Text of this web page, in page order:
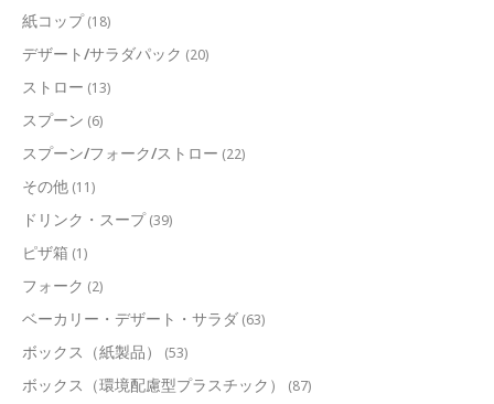
紙コップ (18)
デザート/サラダパック (20)
ストロー (13)
スプーン (6)
スプーン/フォーク/ストロー (22)
その他 (11)
ドリンク・スープ (39)
ピザ箱 (1)
フォーク (2)
ベーカリー・デザート・サラダ (63)
ボックス（紙製品） (53)
ボックス（環境配慮型プラスチック） (87)